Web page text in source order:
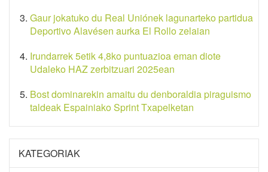
Gaur jokatuko du Real Uniónek lagunarteko partidua
Deportivo Alavésen aurka El Rollo zelaian
Irundarrek 5etik 4,8ko puntuazioa eman diote
Udaleko HAZ zerbitzuari 2025ean
Bost dominarekin amaitu du denboraldia piraguismo
taldeak Espainiako Sprint Txapelketan
KATEGORIAK